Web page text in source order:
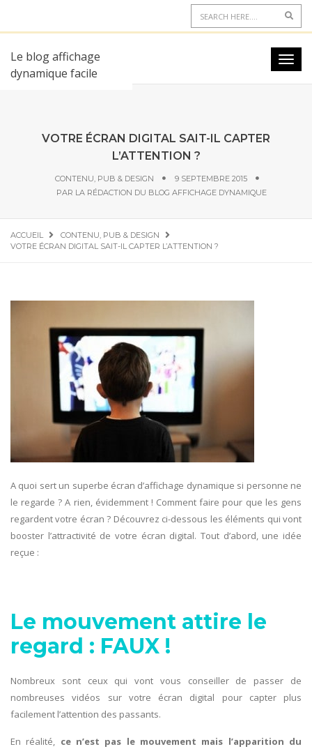
Le blog affichage
dynamique facile
VOTRE ÉCRAN DIGITAL SAIT-IL CAPTER
L’ATTENTION ?
CONTENU, PUB & DESIGN
9 SEPTEMBRE 2015
PAR LA RÉDACTION DU BLOG AFFICHAGE DYNAMIQUE
ACCUEIL
CONTENU, PUB & DESIGN
VOTRE ÉCRAN DIGITAL SAIT-IL CAPTER L’ATTENTION ?
A quoi sert un superbe écran d’affichage dynamique si personne ne
le regarde ? A rien, évidemment ! Comment faire pour que les gens
regardent votre écran ? Découvrez ci-dessous les éléments qui vont
booster l’attractivité de votre écran digital. Tout d’abord, une idée
reçue :
Le mouvement attire le
regard : FAUX !
Nombreux sont ceux qui vont vous conseiller de passer de
nombreuses vidéos sur votre écran digital pour capter plus
facilement l’attention des passants.
En réalité, ce n’est pas le mouvement mais l’apparition du